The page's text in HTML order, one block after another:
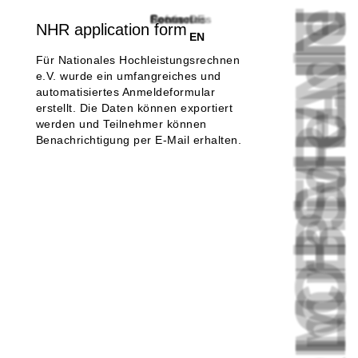
FROM
References
Service
Focus
Contact
Footnotes
DE
EN
NHR application form
Für Nationales Hochleistungsrechnen
e.V. wurde ein umfangreiches und
automatisiertes Anmeldeformular
erstellt. Die Daten können exportiert
werden und Teilnehmer können
Benachrichtigung per E-Mail erhalten.